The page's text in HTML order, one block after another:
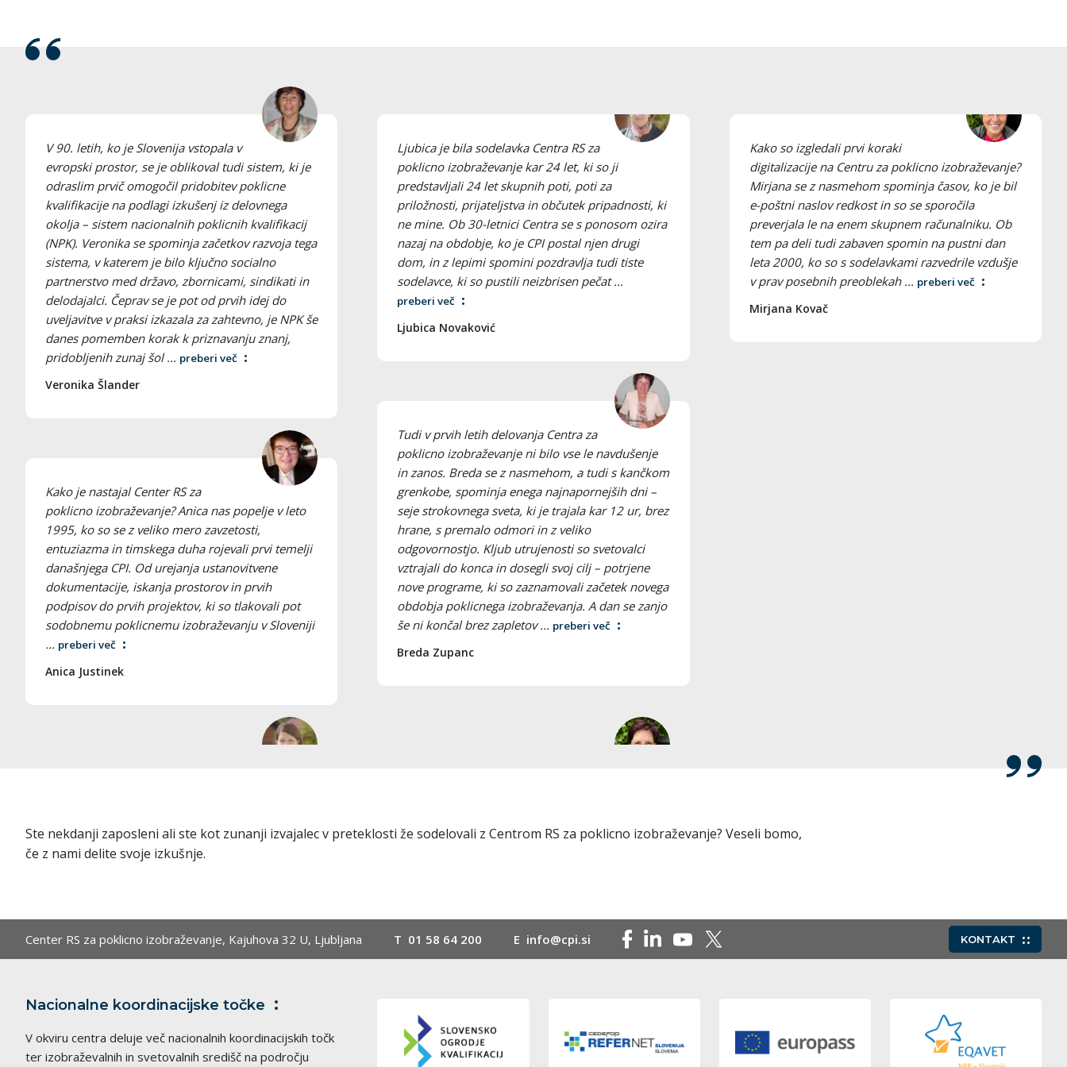
V 90. letih, ko je Slovenija vstopala v
evropski prostor, se je oblikoval tudi sistem, ki je
odraslim prvič omogočil pridobitev poklicne
kvalifikacije na podlagi izkušenj iz delovnega
okolja – sistem nacionalnih poklicnih kvalifikacij
(NPK). Veronika se spominja začetkov razvoja tega
sistema, v katerem je bilo ključno socialno
partnerstvo med državo, zbornicami, sindikati in
delodajalci. Čeprav se je pot od prvih idej do
uveljavitve v praksi izkazala za zahtevno, je NPK še
danes pomemben korak k priznavanju znanj,
pridobljenih zunaj šol ... preberi več
Veronika Šlander
Kako je nastajal Center RS za
poklicno izobraževanje? Anica nas popelje v leto
1995, ko so se z veliko mero zavzetosti,
entuziazma in timskega duha rojevali prvi temelji
današnjega CPI. Od urejanja ustanovitvene
dokumentacije, iskanja prostorov in prvih
podpisov do prvih projektov, ki so tlakovali pot
sodobnemu poklicnemu izobraževanju v Sloveniji
... preberi več
Anica Justinek
Ljubica je bila sodelavka Centra RS za
poklicno izobraževanje kar 24 let, ki so ji
predstavljali 24 let skupnih poti, poti za
priložnosti, prijateljstva in občutek pripadnosti, ki
ne mine. Ob 30-letnici Centra se s ponosom ozira
nazaj na obdobje, ko je CPI postal njen drugi
dom, in z lepimi spomini pozdravlja tudi tiste
sodelavce, ki so pustili neizbrisen pečat ...
preberi več
Ljubica Novaković
Tudi v prvih letih delovanja Centra za
poklicno izobraževanje ni bilo vse le navdušenje
in zanos. Breda se z nasmehom, a tudi s kančkom
grenkobe, spominja enega najnapornejših dni –
seje strokovnega sveta, ki je trajala kar 12 ur, brez
hrane, s premalo odmori in z veliko
odgovornostjo. Kljub utrujenosti so svetovalci
vztrajali do konca in dosegli svoj cilj – potrjene
nove programe, ki so zaznamovali začetek novega
obdobja poklicnega izobraževanja. A dan se zanjo
še ni končal brez zapletov ... preberi več
Breda Zupanc
Kako so izgledali prvi koraki
digitalizacije na Centru za poklicno izobraževanje?
Mirjana se z nasmehom spominja časov, ko je bil
e-poštni naslov redkost in so se sporočila
preverjala le na enem skupnem računalniku. Ob
tem pa deli tudi zabaven spomin na pustni dan
leta 2000, ko so s sodelavkami razvedrile vzdušje
v prav posebnih preoblekah ... preberi več
Mirjana Kovač
Ste nekdanji zaposleni ali ste kot zunanji izvajalec v preteklosti že sodelovali z Centrom RS za poklicno izobraževanje? Veseli bomo,
če z nami delite svoje izkušnje.
Center RS za poklicno izobraževanje, Kajuhova 32 U, Ljubljana T 01 58 64 200 E info@cpi.si KONTAKT
Nacionalne koordinacijske točke
V okviru centra deluje več nacionalnih koordinacijskih točk
ter izobraževalnih in svetovalnih središč na področju